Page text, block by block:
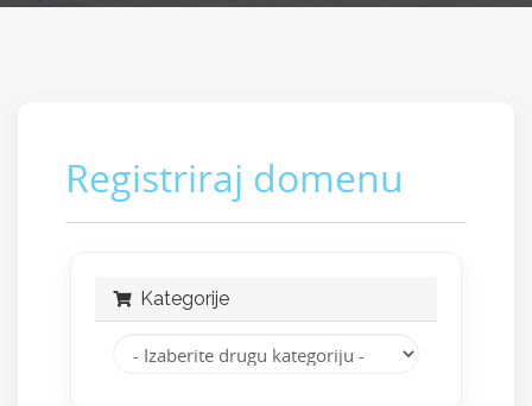
Registriraj domenu
Kategorije